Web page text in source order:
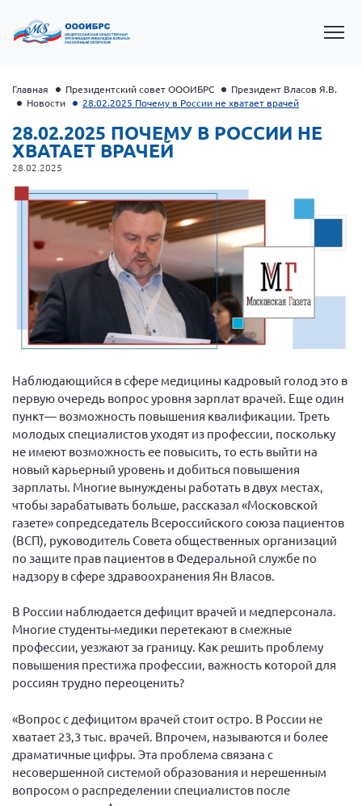
Президент Власов Я.В.
Первый вице-президент Кичигина Н. Ф.
Генеральный директор Матвиевская О.В.
Вице-президент Зрячева Н.В.
Вице-президент Шишлянников Ф.В.
Информационная служба
Отдел международных отношений
Вице-президент Черненко Д.Е.
Вице-президент Валюх М.В.
Вице-президент Чернова А.В.
Вице-президент Цикорин И.В.
Вице-президент Груба Л.В.
Главный бухгалтер Жаворонкова Г.М.
Конференция ОООИБРС 2025
Экспертный совет ОООИБРС 2025
Конференция ОООИБРС 2024
Конференция ОООИБРС 2022
Конференция ОООИБРС 2021
Конференция ВСЭ 2021
Главная Президентский совет ОООИБРС
Президент Власов Я.В.
Новости
28.02.2025 Почему в России не хватает врачей
28.02.2025 ПОЧЕМУ В РОССИИ НЕ
ХВАТАЕТ ВРАЧЕЙ
28.02.2025
Наблюдающийся в сфере медицины кадровый голод это в
первую очередь вопрос уровня зарплат врачей. Еще один
пункт— возможность повышения квалификации. Треть
молодых специалистов уходят из профессии, поскольку
не имеют возможность ее повысить, то есть выйти на
новый карьерный уровень и добиться повышения
зарплаты. Многие вынуждены работать в двух местах,
чтобы зарабатывать больше, рассказал «Московской
газете» сопредседатель Всероссийского союза пациентов
(ВСП), руководитель Совета общественных организаций
по защите прав пациентов в Федеральной службе по
надзору в сфере здравоохранения Ян Власов.
В России наблюдается дефицит врачей и медперсонала.
Многие студенты-медики перетекают в смежные
профессии, уезжают за границу. Как решить проблему
повышения престижа профессии, важность которой для
россиян трудно переоценить?
«Вопрос с дефицитом врачей стоит остро. В России не
хватает 23,3 тыс. врачей. Впрочем, называются и более
драматичные цифры. Эта проблема связана с
несовершенной системой образования и нерешенным
вопросом о распределении специалистов после